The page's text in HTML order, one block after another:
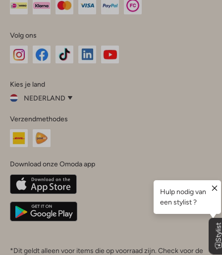
Volg ons
InstagramFacebook
Kies je land
NEDERLAND
je
land
Nederland
Belgique(Français)
Deutschland
Verzendmethodes
Download onze Omoda app
*Dit geldt alleen voor items die op voorraad zijn. Check voor de